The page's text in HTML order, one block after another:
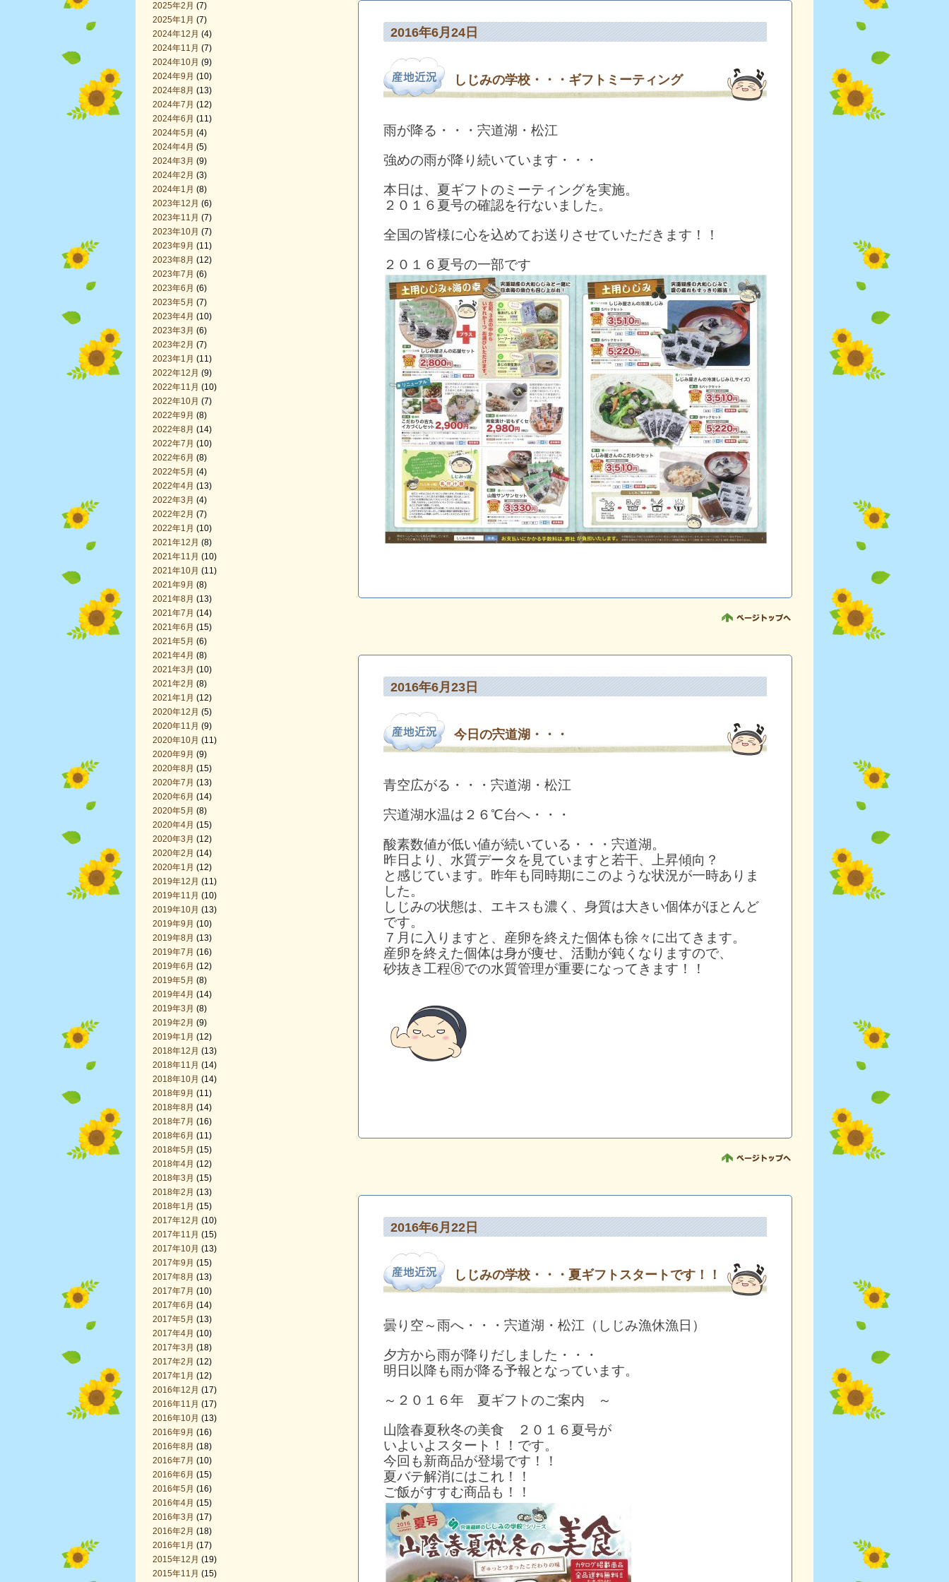
2025年2月 (7)
2025年1月 (7)
2024年12月 (4)
2024年11月 (7)
2024年10月 (9)
2024年9月 (10)
2024年8月 (13)
2024年7月 (12)
2024年6月 (11)
2024年5月 (4)
2024年4月 (5)
2024年3月 (9)
2024年2月 (3)
2024年1月 (8)
2023年12月 (6)
2023年11月 (7)
2023年10月 (7)
2023年9月 (11)
2023年8月 (12)
2023年7月 (6)
2023年6月 (6)
2023年5月 (7)
2023年4月 (10)
2023年3月 (6)
2023年2月 (7)
2023年1月 (11)
2022年12月 (9)
2022年11月 (10)
2022年10月 (7)
2022年9月 (8)
2022年8月 (14)
2022年7月 (10)
2022年6月 (8)
2022年5月 (4)
2022年4月 (13)
2022年3月 (4)
2022年2月 (7)
2022年1月 (10)
2021年12月 (8)
2021年11月 (10)
2021年10月 (11)
2021年9月 (8)
2021年8月 (13)
2021年7月 (14)
2021年6月 (15)
2021年5月 (6)
2021年4月 (8)
2021年3月 (10)
2021年2月 (8)
2021年1月 (12)
2020年12月 (5)
2020年11月 (9)
2020年10月 (11)
2020年9月 (9)
2020年8月 (15)
2020年7月 (13)
2020年6月 (14)
2020年5月 (8)
2020年4月 (15)
2020年3月 (12)
2020年2月 (14)
2020年1月 (12)
2019年12月 (11)
2019年11月 (10)
2019年10月 (13)
2019年9月 (10)
2019年8月 (13)
2019年7月 (16)
2019年6月 (12)
2019年5月 (8)
2019年4月 (14)
2019年3月 (8)
2019年2月 (9)
2019年1月 (12)
2018年12月 (13)
2018年11月 (14)
2018年10月 (14)
2018年9月 (11)
2018年8月 (14)
2018年7月 (16)
2018年6月 (11)
2018年5月 (15)
2018年4月 (12)
2018年3月 (15)
2018年2月 (13)
2018年1月 (15)
2017年12月 (10)
2017年11月 (15)
2017年10月 (13)
2017年9月 (15)
2017年8月 (13)
2017年7月 (10)
2017年6月 (14)
2017年5月 (13)
2017年4月 (10)
2017年3月 (18)
2017年2月 (12)
2017年1月 (12)
2016年12月 (17)
2016年11月 (17)
2016年10月 (13)
2016年9月 (16)
2016年8月 (18)
2016年7月 (10)
2016年6月 (15)
2016年5月 (16)
2016年4月 (15)
2016年3月 (17)
2016年2月 (18)
2016年1月 (17)
2015年12月 (19)
2015年11月 (15)
2016年6月24日
しじみの学校・・・ギフトミーティング
雨が降る・・・宍道湖・松江
強めの雨が降り続いています・・・
本日は、夏ギフトのミーティングを実施。
２０１６夏号の確認を行ないました。
全国の皆様に心を込めてお送りさせていただきます！！
２０１６夏号の一部です
2016年6月23日
今日の宍道湖・・・
青空広がる・・・宍道湖・松江
宍道湖水温は２６℃台へ・・・
酸素数値が低い値が続いている・・・宍道湖。
昨日より、水質データを見ていますと若干、上昇傾向？
と感じています。昨年も同時期にこのような状況が一時ありま
した。
しじみの状態は、エキスも濃く、身質は大きい個体がほとんど
です。
７月に入りますと、産卵を終えた個体も徐々に出てきます。
産卵を終えた個体は身が痩せ、活動が鈍くなりますので、
砂抜き工程Ⓡでの水質管理が重要になってきます！！
2016年6月22日
しじみの学校・・・夏ギフトスタートです！！
曇り空～雨へ・・・宍道湖・松江（しじみ漁休漁日）
夕方から雨が降りだしました・・・
明日以降も雨が降る予報となっています。
～２０１６年 夏ギフトのご案内 ～
山陰春夏秋冬の美食 ２０１６夏号が
いよいよスタート！！です。
今回も新商品が登場です！！
夏バテ解消にはこれ！！
ご飯がすすむ商品も！！